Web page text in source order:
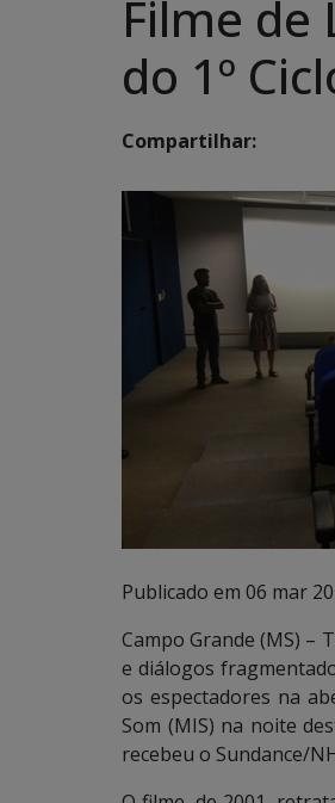
Filme
do 1º
Compartilhar:
Publicado em 06 mar
Campo Grande (MS) –
e diálogos
os espectadores na
Som (MIS) na noite
recebeu o Sundance/